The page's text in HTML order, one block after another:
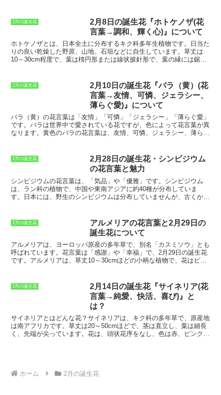
く、仏炎苞と呼ばれる苞葉が花のように
見えるのが特徴です。仏炎苞は、通常は
白ですが、ピンクや黄緑色などの品種も
あります。ミズバショウは、湿地帯に生
息するため、水辺を好む植物です。ま
た、日当たりを好むため、湿地帯の中で
に見頃を迎えます。白い花が湿地帯に咲
く姿は、とても美しいです。ミズバショ
ウは、日本古来から親しまれている植物
です。万葉集には「水際（ミズハ）の
花」として登場し、古くから人々に愛さ
れてきました。また、ミズバショウは、
湿地帯の貴重な植物として、環境保護の
シンボルともなっています。
2月の誕生花
2月8日の誕生花『ホトケノザ(花
言葉→調和、輝く心)』について
ホトケノザとは、日本全土に分布するキク科多年生植物です。日当た
りの良い乾燥した野原、山地、石垣などに自生しています。草丈は
10～30cm程度で、葉は楕円形または線状披針形で、葉の縁には鋸歯
は、咳止め、痰切り、利尿などの効果があると言われています。ま
た、民間療法では、ホトケノザを干して煎じたお茶を飲用すると、風
邪やインフルエンザの予防に効果があるとされています。 ホトケノザ
は、花壇や鉢植えで栽培することもできます。日当たりの良い場所を
好み、水はけの良い土壌を好むので、水やりは控えめにしましょう。
また、肥料を与えすぎると徒長するので、注意が必要です。ホトケノ
ザは、花言葉が「調和」と「輝く心」です。調和とは、異なるものが
うまく融合することを意味し、輝く心とは、明るく前向きな心を意味
合して輝く心を育むことができる花です。
2月の誕生花
2月10日の誕生花『バラ（黄）(花
言葉→友情、可憐、ジェラシー、
薄らぐ愛)』について
バラ（黄）の花言葉は「友情」「可憐」「ジェラシー」「薄らぐ愛」
です。バラは世界中で愛されている花ですが、色によって花言葉が異
なります。黄色のバラの花言葉は、友情、可憐、ジェラシー、薄らぐ
ます。ジェラシーは、バラのトゲが鋭く、人を傷つける可能性がある
ことに由来しています。薄らぐ愛は、バラの花が散りやすいことに由
来しています。 バラはギリシャ神話のアフロディーテ（美と愛と豊
穣の女神）、ローマ神話のウェヌス（美と愛と豊穣の女神）に愛され
た花でもあり、花言葉にはそのような意味が込められているのかもし
れません。
2月の誕生花
2月28日の誕生花・シンビジウム
の花言葉と魅力
シンビジウムの花言葉は、「気品」や「優雅」です。シンビジウム
は、ラン科の植物で、中国や東南アジアに約40種が分布していま
す。日本には、野生のシンビジウムは分布していませんが、古くから
ク、赤、黄、紫など様々な色があります。シンビジウムは、花もちが
良く、1カ月以上も楽しむことができます。また、シンビジウムは、
比較的育てやすい植物で、初心者でも簡単に栽培することができま
す。シンビジウムは、「気品」や「優雅」という花言葉を持つことか
ら、プレゼントとしても人気があります。シンビジウムの花をプレゼ
ントすると、「あなたの気品と優雅さを称賛します」という意味を伝
2月の誕生花
アルメリアの花言葉と2月29日の
誕生花について
アルメリアは、ヨーロッパ原産の多年草で、別名「カスミソウ」とも
呼ばれています。花言葉は「感謝」や「幸福」で、2月29日の誕生花
です。アルメリアは、草丈10～30cmほどの小柄な植物で、花はピン
えにして楽しむことができます。また、ドライフラワーにしてもきれ
いに飾ることができます。アルメリアは、丈夫で育てやすい植物で
す。日当たりのよい場所を好みますが、半日陰でも育てることができ
ます。水やりは、土の表面が乾いたらたっぷりと与えます。肥料は、
春と秋に緩効性肥料を与えるとよいでしょう。アルメリアは、病気や
害虫に強い植物ですが、アブラムシやハダニが発生することがありま
す。見つけ次第、薬剤を散布して駆除しましょう。
2月の誕生花
2月14日の誕生花『サイネリア(花
言葉→純愛、快活、喜び)』と
は？
サイネリアとはどんな花？サイネリアは、キク科の多年草で、原産地
は南アフリカです。草丈は20～50cmほどで、茎は直立し、葉は細長
く、先端が尖っています。花は、頭状花序をなし、色は赤、ピンク、
び」です。2月14日の誕生花として知られており、バレンタインデー
ホーム 2月の誕生花